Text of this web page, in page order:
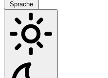
Sprache